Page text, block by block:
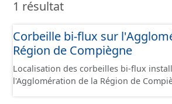
1 résultat
Corbeille bi-flux sur
Région de Compiègne
Localisation des corbeilles bi-flux
l'Agglomération de la Région de